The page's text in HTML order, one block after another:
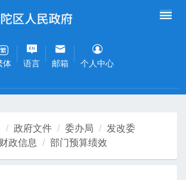
体 语言 邮箱 个人中心
政府文件 委办局
发改委
财政信息 部门预算绩效